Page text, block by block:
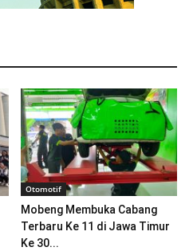
Otomotif
Mobeng Membuka Cabang
Terbaru Ke 11 di Jawa Timur
Ke 30...